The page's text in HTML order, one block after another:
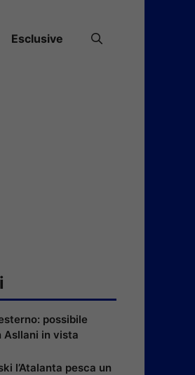
Esclusive
possibile
Asllani in vista
l’Atalanta pesca un